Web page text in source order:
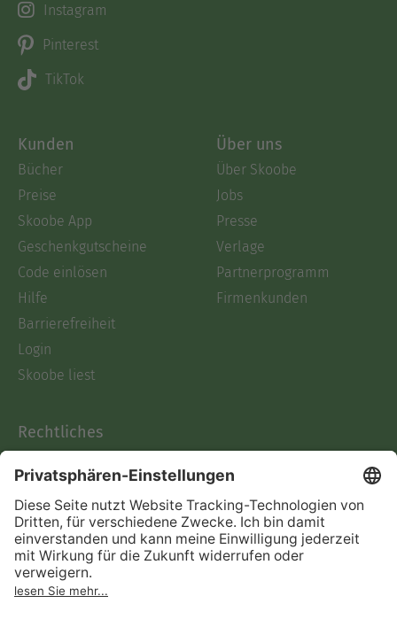
Instagram
Pinterest
TikTok
Kunden
Bücher
Preise
Skoobe App
Geschenkgutscheine
Code einlösen
Hilfe
Barrierefreiheit
Login
Skoobe liest
Über uns
Über Skoobe
Jobs
Presse
Verlage
Partnerprogramm
Firmenkunden
Rechtliches
AGB
Informationen nach Data
Act
Verträge hier kündigen
Impressum